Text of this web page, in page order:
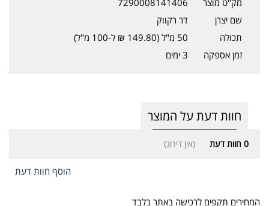
שם יצרן
דר רקווק
תכולה
50 מ"ל (149.80 ₪ ל-100 מ"ל)
זמן אספקה
3 ימים
חוות דעת על המוצר
0 חוות דעת (אין דירוג)
הוסף חוות דעת
המחירים תקפים לרכישה באתר בלבד